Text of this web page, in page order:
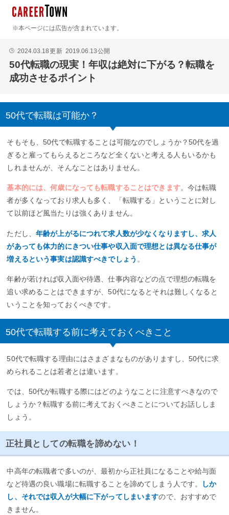
※本ページには広告が含まれています。
🕒 2024.03.18更新 2019.06.13公開
50代転職の現実！年収は絶対に下がる？転職を
成功させるポイント
50代で転職は可能か？
そもそも、50代で転職することは可能なのでしょうか？50代を過
ぎると雇ってもらえるところなど全くないと考える人もいるかも
しれませんが、そんなことはありません。
基本的には、何歳になっても転職することはできます。今は転職
者が多くなっており求人も多く、「転職する」ということに対し
て以前ほど風当たりは強くありません。
ただし、年齢が上がるにつれて求人数が少なくなりますし、求人
があっても体力的にきつい仕事や収入面で理想とは異なる仕事が
増えるという事実は認識すべきでしょう 。
年齢が若ければ収入面や待遇、仕事内容などの点で理想の転職を
追い求めることはできますが、50代になるとそれは難しくなると
いうことを知っておくべきです。
50代で転職する前に考えておくべきこと
50代で転職する理由にはさまざまなものがありますし、50代に求
められることは若者とは違います。
では、50代が転職する際にはどのようなことに注意すべきなので
しょうか？転職する前に考えておくべきことについてお話ししま
しょう。
正社員としての転職を諦めない！
中高年の転職者で多いのが、最初から正社員になることや給与面
など待遇の良い職場に転職することを諦めてしまう人です。
しか
し、それでは収入が大幅に下がってしまいますので、おすすめで
きません。